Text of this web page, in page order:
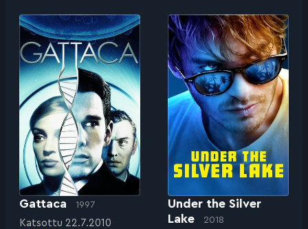
Gattaca 1997
Katsottu 22.7.2010
Under the Silver
Lake
2018